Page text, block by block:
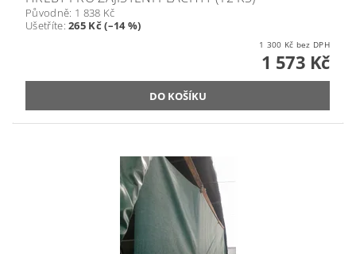
Původně: 1 838 Kč
Ušetříte:265 Kč (–14 %)
1 300 Kč bez DPH
1 573 Kč